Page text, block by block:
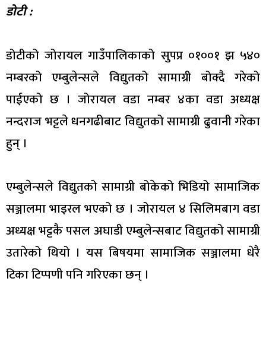
डोटी :
डोटीको जोरायल गाउँपालिकाको सुपप्र ०१००१ झ ५४०
नम्बरको एम्बुलेन्सले विद्युतको सामाग्री बोक्दै गरेको
पाईएको छ । जोरायल वडा नम्बर ४का वडा अध्यक्ष
नन्दराज भट्टले धनगढीबाट विद्युतको सामाग्री ढुवानी गरेका
हुन् ।
एम्बुलेन्सले विद्युतको सामाग्री बोकेको भिडियो सामाजिक
सञ्जालमा भाइरल भएको छ । जोरायल ४ सिलिमबाग वडा
अध्यक्ष भट्टकै पसल अघाडी एम्बुलेन्सबाट विद्युतको सामाग्री
उतारेको थियो । यस बिषयमा सामाजिक सञ्जालमा धेरै
टिका टिप्पणी पनि गरिएका छन् ।